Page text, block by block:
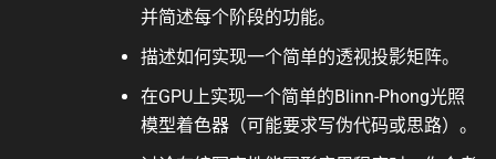
并简述每个阶段的功能。
描述如何实现一个简单的透视投影矩阵。
在GPU上实现一个简单的Blinn-Phong光照
模型着色器（可能要求写伪代码或思路）。